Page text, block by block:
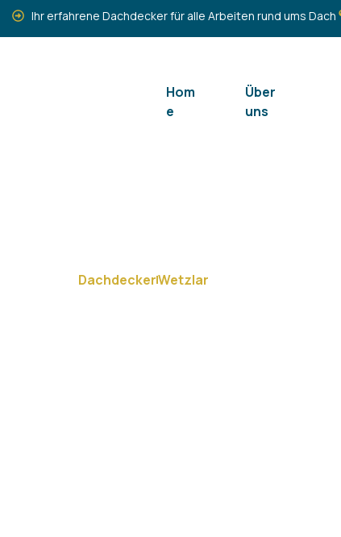
Ihr erfahrene Dachdecker für alle Arbeiten rund ums Dach
Hom
e
Über
uns
DachdeckerWetzlar